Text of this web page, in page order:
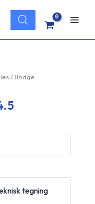
Products
search
/ Bridge
tegning